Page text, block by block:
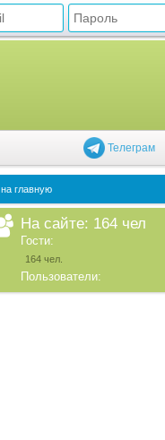
Телеграм
на главную
На сайте: 164 чел
Гости:
164 чел.
Пользователи: